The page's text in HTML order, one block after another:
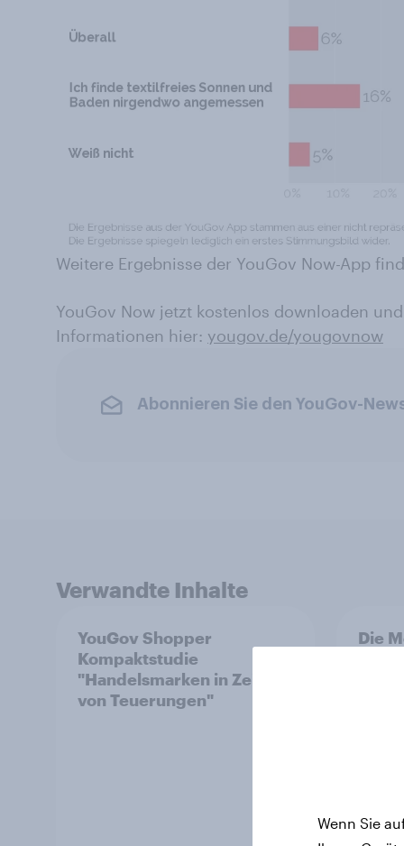
Weitere Ergebnisse der YouGov Now-App
YouGov Now jetzt kostenlos downloaden
Informationen hier: yougov.de/yougovnow
Abonnieren Sie den YouGov-
Verwandte Inhalte
YouGov Shopper
Kompaktstudie
"Handelsmarken in Zeiten
von Teuerungen"
Die
Wenn Sie